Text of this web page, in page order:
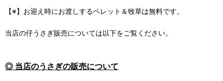
【※】お迎え時にお渡しするペレット＆牧草は無料です。
当店の仔うさぎ販売については以下をご覧ください。
◎ 当店のうさぎの販売について